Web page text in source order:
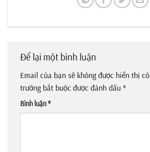
Để lại một bình luận
Email của bạn sẽ không được hiển thị
trường bắt buộc được đánh dấu *
Bình luận*